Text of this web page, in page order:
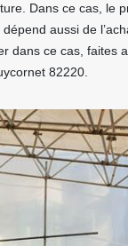
Dans ce cas, le
aussi de
dans ce cas, faites
82220.